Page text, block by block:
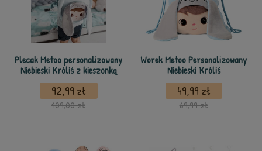
Plecak Metoo personalizowany
Niebieski Króliś z kieszonką
92,99 zł
109,00 zł
Worek Metoo Personalizowany
Niebieski Króliś
49,99 zł
69,99 zł